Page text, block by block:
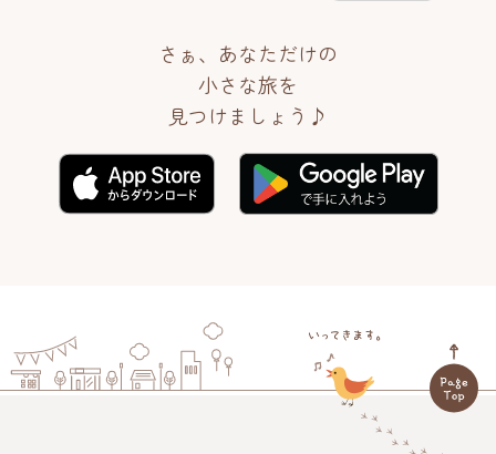
さぁ、あなただけの
小さな旅を
見つけましょう♪